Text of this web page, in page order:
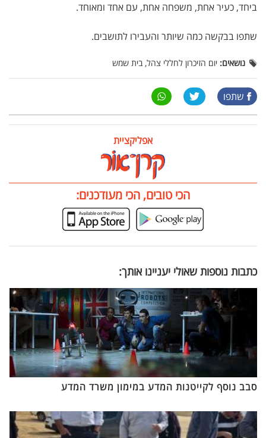
ביחד, כעיר אחת, משפחה אחת, עם אחד ומאוחד.
שתפו בבקשה כמה שיותר והעבירו לתושבים.
נושאים: יום הזיכרון לחללי צהל, בית שמש
שתפו
אפליקציית
הכי טובים, הכי מעודכנים:
כתבות נוספות שאולי יעניינו אותך:
סבב נוסף לקייטנות המדע במימון משרד המדע